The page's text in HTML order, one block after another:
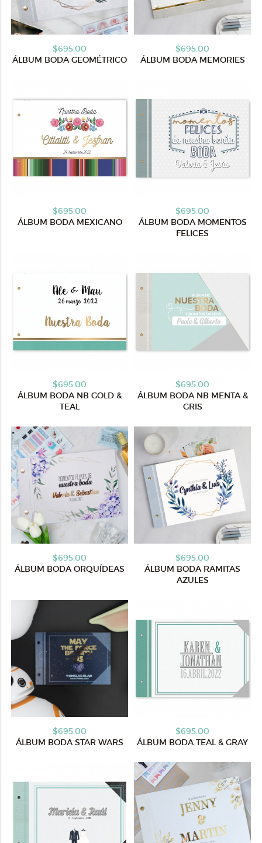
$695.00
ÁLBUM BODA GEOMÉTRICO
$695.00
ÁLBUM BODA MEMORIES
$695.00
ÁLBUM BODA MEXICANO
$695.00
ÁLBUM BODA MOMENTOS
FELICES
$695.00
ÁLBUM BODA NB GOLD &
TEAL
$695.00
ÁLBUM BODA NB MENTA &
GRIS
$695.00
ÁLBUM BODA ORQUÍDEAS
$695.00
ÁLBUM BODA RAMITAS
AZULES
$695.00
ÁLBUM BODA STAR WARS
$695.00
ÁLBUM BODA TEAL & GRAY